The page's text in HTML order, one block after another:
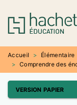
MENU
PIED DE PAGE
Accueil > Élémentaire
> Comprendre des
VERSION PAPIER